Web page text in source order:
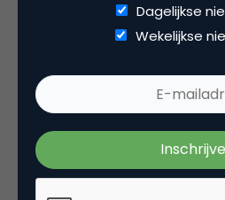
NIMA
Dagelijkse
Wekelijkse